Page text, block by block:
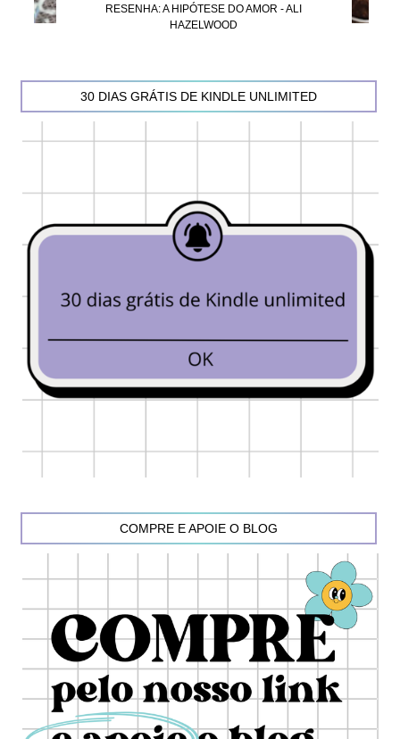
RESENHA: A HIPÓTESE DO AMOR - ALI
HAZELWOOD
30 DIAS GRÁTIS DE KINDLE UNLIMITED
COMPRE E APOIE O BLOG